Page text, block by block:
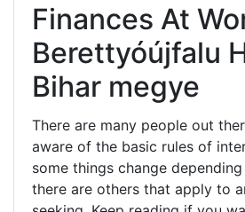
Finances At
Berettyóújfalu
Bihar megye
There are many people out
aware of the basic rules of
some things change
there are others that apply to